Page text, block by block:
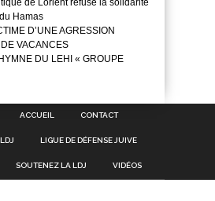
de Lorient refuse la solidarité
Hamas
D’UNE AGRESSION
VACANCES
DU LEHI « GROUPE
ACCUEIL CONTACT
LIGUE DE DÉFENSE JUIVE
SOUTENEZ LA LDJ VIDÉOS